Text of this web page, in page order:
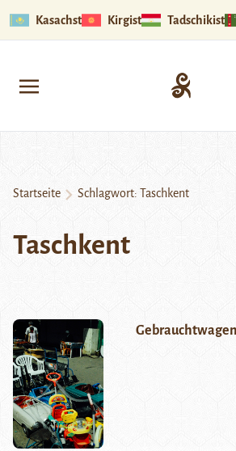
Kasachstan Kirgistan
Startseite Schlagwort: Taschkent
Taschkent